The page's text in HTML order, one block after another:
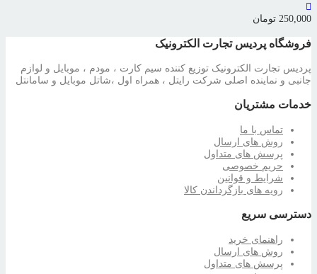
250,000 تومان
فروشگاه پردیس تجارت الکترونیک
پردیس تجارت الکترونیک توزیع کننده سیم کارت ، مودم ، موبایل و لوازم
جانبی و نماینده اصلی شرکت رایتل ، همراه اول ،شاتل موبایل و سامانتل
خدمات مشتریان
تماس با ما
روش های ارسال
پرسش های متداول
حریم خصوصی
شرایط و قوانین
رویه های بازگرداندن کالا
دسترسی سریع
راهنمای خرید
روش های ارسال
پرسش های متداول